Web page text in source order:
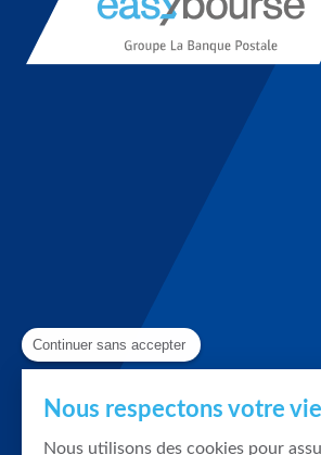
Continuer sans accepter
Nous respectons votre
Nous utilisons des cookies pour